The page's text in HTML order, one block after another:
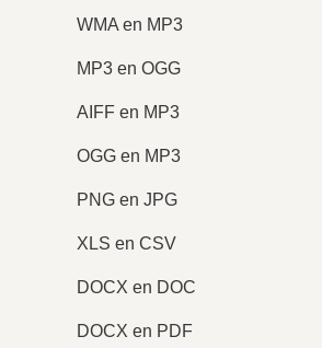
WMA en MP3
MP3 en OGG
AIFF en MP3
OGG en MP3
PNG en JPG
XLS en CSV
DOCX en DOC
DOCX en PDF